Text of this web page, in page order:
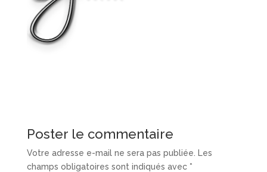
Poster le commentaire
Votre adresse e-mail ne sera pas publiée.
Les
champs obligatoires sont indiqués avec *